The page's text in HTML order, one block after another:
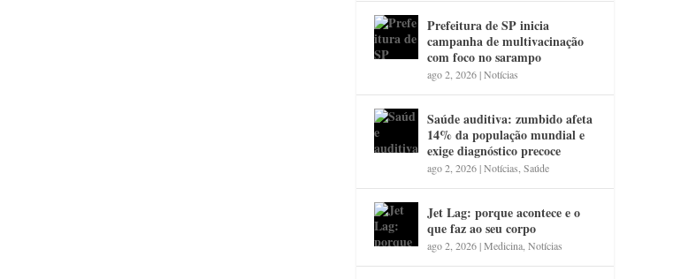
Prefeitura de SP inicia
campanha de multivacinação
com foco no sarampo
ago 2, 2026|Notícias
Saúde auditiva: zumbido afeta
14% da população mundial e
exige diagnóstico precoce
ago 2, 2026|Notícias ,Saúde
Jet Lag: porque acontece e o
que faz ao seu corpo
ago 2, 2026|Medicina ,Notícias